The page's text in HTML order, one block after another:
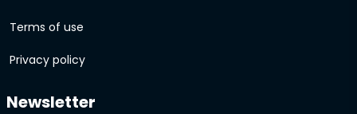
Terms of use
Privacy policy
Newsletter